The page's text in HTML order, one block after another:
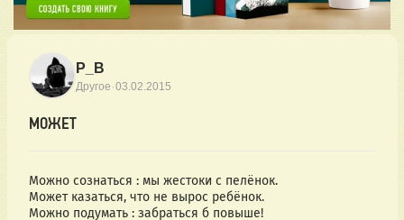
P_B
Другое ·03.02.2015
МОЖЕТ
Можно сознаться : мы жестоки с пелёнок.
Может казаться, что не вырос ребёнок.
Можно подумать : забраться б повыше!